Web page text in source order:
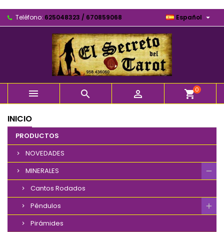
Teléfono: 625048323 / 670859068 Español 
   shopping_cart0
INICIO
PRODUCTOS
NOVEDADES
MINERALES
Cantos Rodados
Péndulos
Pirámides